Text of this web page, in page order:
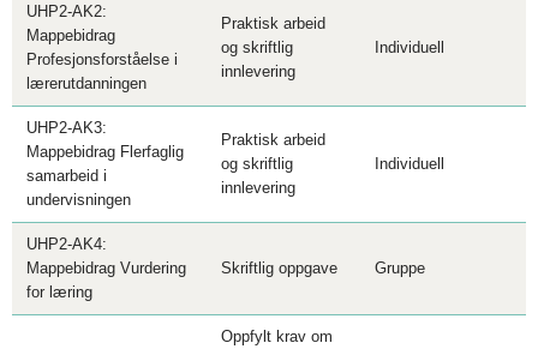
UHP2-AK2:
Mappebidrag
Profesjonsforståelse i
lærerutdanningen
Praktisk arbeid
og skriftlig
innlevering
Individuell
UHP2-AK3:
Mappebidrag Flerfaglig
samarbeid i
undervisningen
Praktisk arbeid
og skriftlig
innlevering
Individuell
UHP2-AK4:
Mappebidrag Vurdering
for læring
Skriftlig oppgave Gruppe
Oppfylt krav om